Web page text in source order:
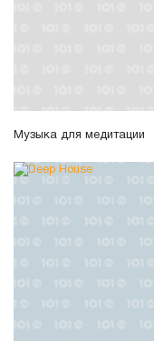
Музыка для медитации